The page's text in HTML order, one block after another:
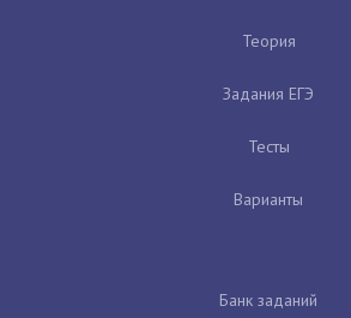
Теория
Задания ЕГЭ
Тесты
Варианты
Банк заданий